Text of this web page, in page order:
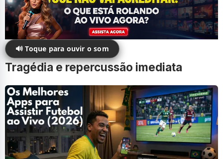
🔊 Toque para ouvir o som
Tragédia e repercussão imediata